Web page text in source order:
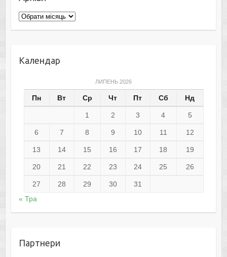
Архіви
Календар
ЛИПЕНЬ 2026
Пн Вт Ср Чт Пт Сб Нд
1 2 3 4 5
6 7 8 9 10 11 12
13 14 15 16 17 18 19
20 21 22 23 24 25 26
27 28 29 30
31
« Тра
Партнери